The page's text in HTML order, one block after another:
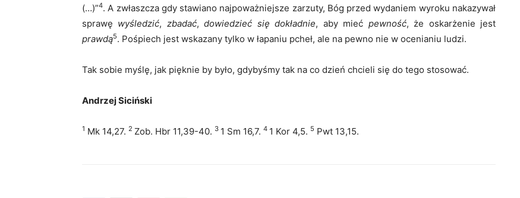
(…)”4. A zwłaszcza gdy stawiano najpoważniejsze zarzuty, Bóg przed wydaniem wyroku nakazywał
sprawę wyśledzić, zbadać,dowiedzieć się dokładnie, aby mieć pewność, że oskarżenie jest
prawdą5. Pośpiech jest wskazany tylko w łapaniu pcheł, ale na pewno nie w ocenianiu ludzi.
Tak sobie myślę, jak pięknie by było, gdybyśmy tak na co dzień chcieli się do tego stosować.
Andrzej Siciński
1 Mk 14,27. 2 Zob. Hbr 11,39-40. 3 1 Sm 16,7. 4 1 Kor 4,5. 5 Pwt 13,15.